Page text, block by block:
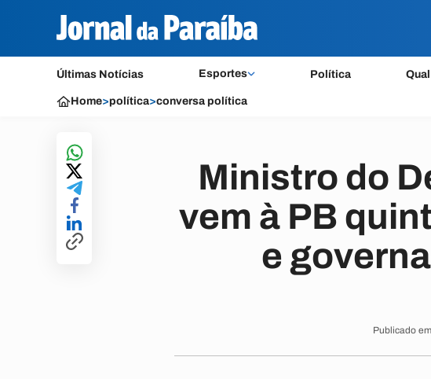
Últimas Notícias Esportes Política
Home>política>conversa política
Ministro do
vem à PB
e
Publicado